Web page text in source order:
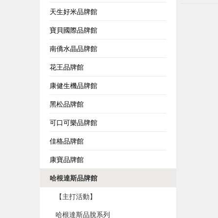
天生好米品牌館
寶貝國際品牌館
南僑水晶品牌館
花王品牌館
康健生機品牌館
黑松品牌館
可口可樂品牌館
佳格品牌館
康寶品牌館
哈根達斯品牌館
【主打活動】
哈根達斯品脫系列